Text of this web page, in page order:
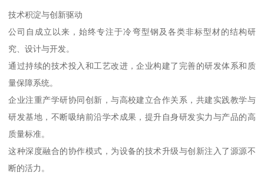
技术积淀与创新驱动
公司自成立以来，始终专注于冷弯型钢及各类非标型材的结构研
究、设计与开发。
通过持续的技术投入和工艺改进，企业构建了完善的研发体系和质
量保障系统。
企业注重产学研协同创新，与高校建立合作关系，共建实践教学与
研发基地，不断吸纳前沿学术成果，提升自身研发实力与产品的高
质量标准。
这种深度融合的协作模式，为设备的技术升级与创新注入了源源不
断的活力。